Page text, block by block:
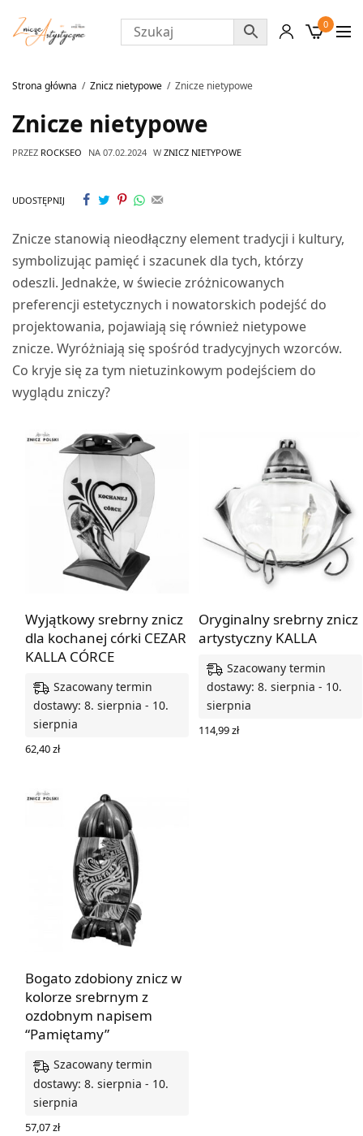
0
Strona główna Znicz nietypowe Znicze nietypowe
Znicze nietypowe
PRZEZ ROCKSEO NA 07.02.2024 W ZNICZ NIETYPOWE
UDOSTĘPNIJ
Znicze stanowią nieodłączny element tradycji i kultury,
symbolizując pamięć i szacunek dla tych, którzy
odeszli. Jednakże, w świecie zróżnicowanych
preferencji estetycznych i nowatorskich podejść do
projektowania, pojawiają się również nietypowe
znicze. Wyróżniają się spośród tradycyjnych wzorców.
Co kryje się za tym nietuzinkowym podejściem do
wyglądu zniczy?
Wyjątkowy srebrny znicz
dla kochanej córki CEZAR
KALLA CÓRCE
Szacowany termin
dostawy: 8. sierpnia - 10.
sierpnia
62,40zł
Oryginalny srebrny znicz
artystyczny KALLA
Szacowany termin
dostawy: 8. sierpnia - 10.
sierpnia
114,99zł
Bogato zdobiony znicz w
kolorze srebrnym z
ozdobnym napisem
“Pamiętamy”
Szacowany termin
dostawy: 8. sierpnia - 10.
sierpnia
57,07zł